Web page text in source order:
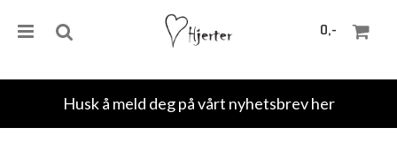
0,-
Husk å meld deg på vårt nyhetsbrev her